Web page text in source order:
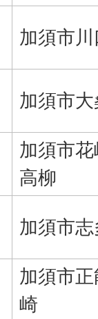
加須市
加須市
加須市
高柳
加須市
加須市
崎